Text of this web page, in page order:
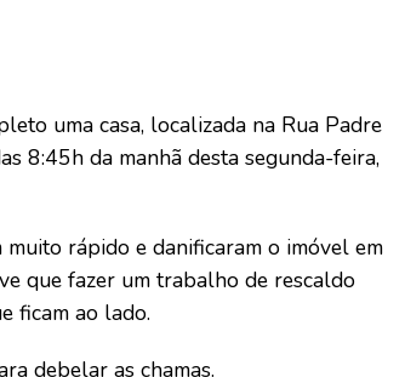
uma casa, localizada na Rua Padre
8:45h da manhã desta segunda-feira,
muito rápido e danificaram o imóvel em
que fazer um trabalho de rescaldo
ficam ao lado.
debelar as chamas.